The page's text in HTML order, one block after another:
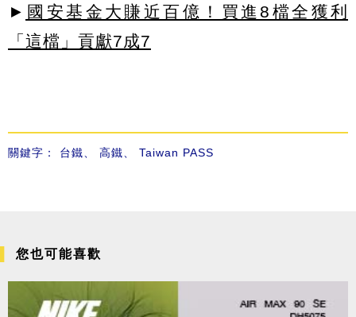
► 國安基金大賺近百億！買進8檔全獲利
「這檔」貢獻7成7
關鍵字： 台鐵 高鐵 Taiwan PASS
您也可能喜歡